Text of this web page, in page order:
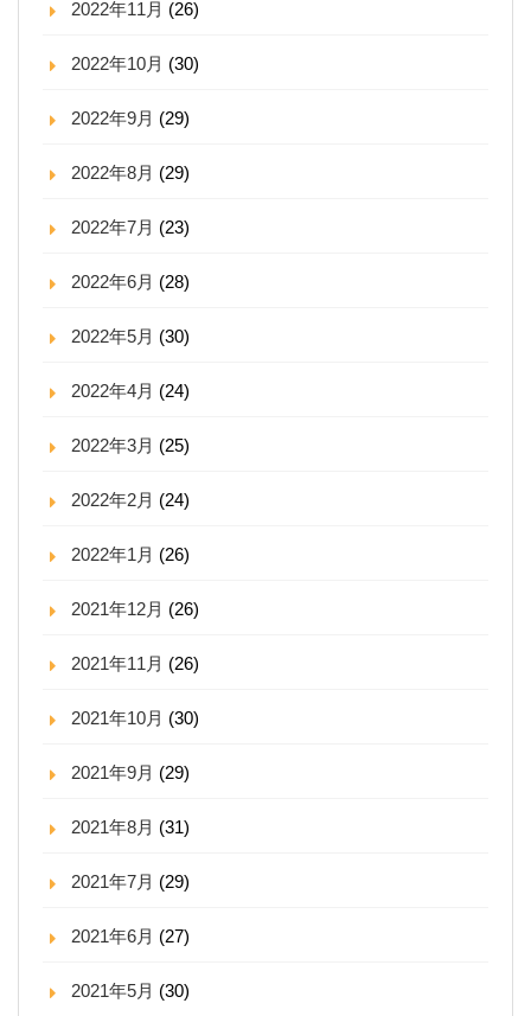
2022年11月 (26)
2022年10月 (30)
2022年9月 (29)
2022年8月 (29)
2022年7月 (23)
2022年6月 (28)
2022年5月 (30)
2022年4月 (24)
2022年3月 (25)
2022年2月 (24)
2022年1月 (26)
2021年12月 (26)
2021年11月 (26)
2021年10月 (30)
2021年9月 (29)
2021年8月 (31)
2021年7月 (29)
2021年6月 (27)
2021年5月 (30)